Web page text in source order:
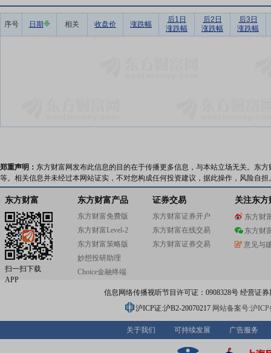
序号 日期 相关 收盘价 涨跌幅
后1日
涨跌幅
后2日
涨跌幅
后3日
涨跌幅
郑重声明： 东方财富网发布此信息的目的在于传播更多信息，与本站立场无关。东
等。相关信息并未经过本网站证实，不对您构成任何投资建议，据此操作，风险自担